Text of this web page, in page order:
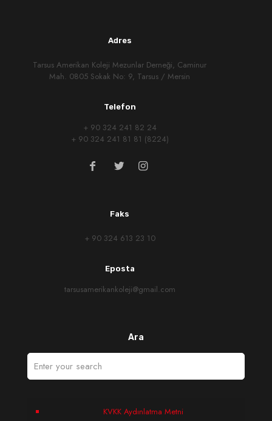
Adres
Tarsus Amerikan Koleji Mezunlar Derneği, Caminur
Mah. 0805 Sokak No: 9, Tarsus / Mersin
Telefon
+ 90 324 241 82 24
+ 90 324 241 81 81 (8224)
Faks
+ 90 324 613 23 10
Eposta
tarsusamerikankoleji@gmail.com
Ara
KVKK Aydınlatma Metni